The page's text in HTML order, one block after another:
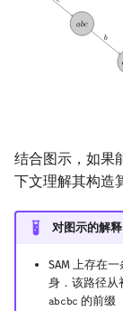
结合图示，如果
下文理解其构造
对图示的解释
SAM 上存在
身．该路径从
𝚊𝚋𝚌𝚋𝚌
abcbc 的前缀